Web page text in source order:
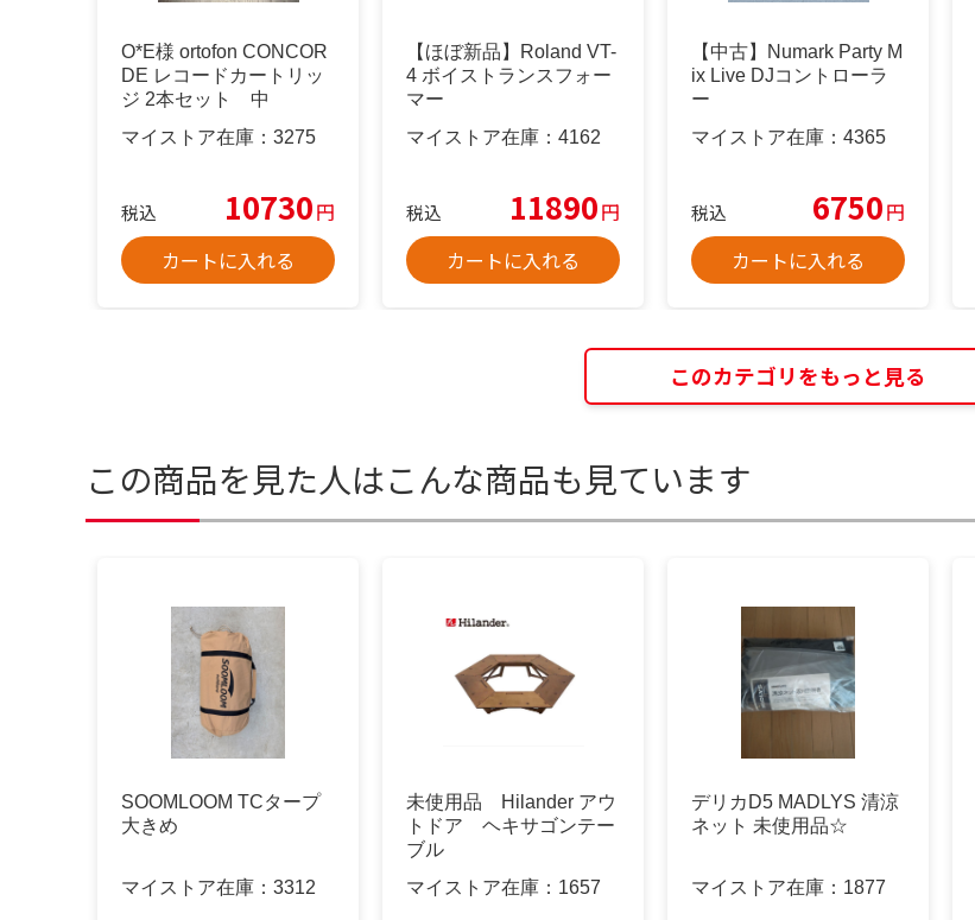
O*E様 ortofon CONCOR
DE レコードカートリッ
ジ 2本セット 中
マイストア在庫： 3275
税込 10730円
カートに入れる
【ほぼ新品】Roland VT-
4 ボイストランスフォー
マー
マイストア在庫： 4162
税込 11890円
カートに入れる
【中古】Numark Party M
ix Live DJコントローラ
ー
マイストア在庫： 4365
税込 6750円
カートに入れる
このカテゴリをもっと見る
この商品を見た人はこんな商品も見ています
SOOMLOOM TCタープ
大きめ
マイストア在庫： 3312
未使用品 Hilander アウ
トドア ヘキサゴンテー
ブル
マイストア在庫： 1657
デリカD5 MADLYS 清涼
ネット 未使用品☆
マイストア在庫： 1877